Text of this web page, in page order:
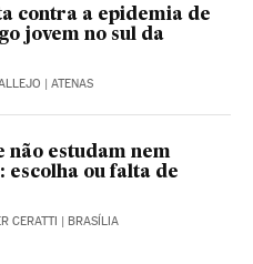
contra a epidemia de
jovem no sul da
| ATENAS
não estudam nem
escolha ou falta de
CERATTI | BRASÍLIA